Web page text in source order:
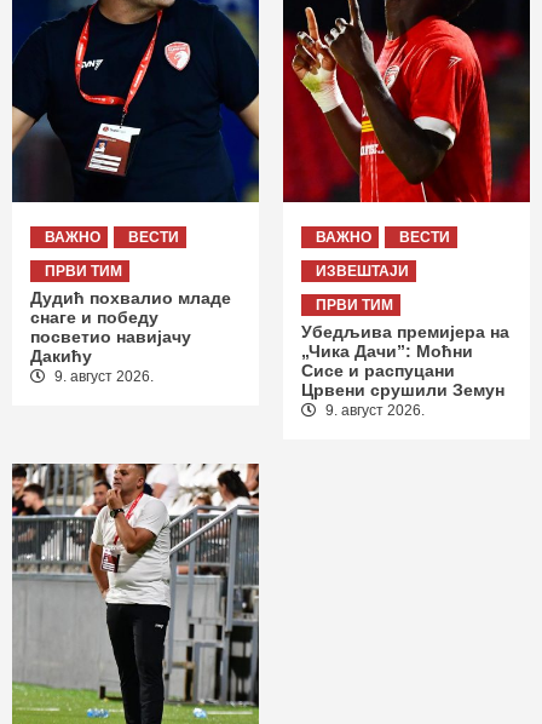
ВАЖНО
ВЕСТИ
ПРВИ ТИМ
Дудић похвалио младе
снаге и победу
посветио навијачу
Дакићу
9. август 2026.
ВАЖНО
ВЕСТИ
ИЗВЕШТАЈИ
ПРВИ ТИМ
Убедљива премијера на
„Чика Дачи”: Моћни
Сисе и распуцани
Црвени срушили Земун
9. август 2026.